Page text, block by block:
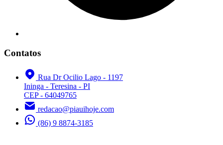
Contatos
Rua Dr Ocilio Lago - 1197
Ininga - Teresina - PI
CEP - 64049765
redacao@piauihoje.com
(86) 9 8874-3185